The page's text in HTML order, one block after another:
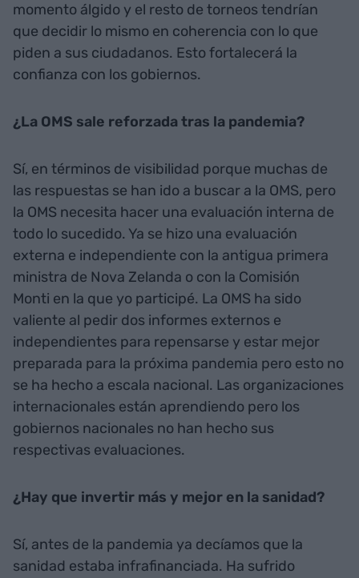
momento álgido y el resto de torneos tendrían
que decidir lo mismo en coherencia con lo que
piden a sus ciudadanos. Esto fortalecerá la
confianza con los gobiernos.
¿La OMS sale reforzada tras la pandemia?
Sí, en términos de visibilidad porque muchas de
las respuestas se han ido a buscar a la OMS, pero
la OMS necesita hacer una evaluación interna de
todo lo sucedido. Ya se hizo una evaluación
externa e independiente con la antigua primera
ministra de Nova Zelanda o con la Comisión
Monti en la que yo participé. La OMS ha sido
valiente al pedir dos informes externos e
independientes para repensarse y estar mejor
preparada para la próxima pandemia pero esto no
se ha hecho a escala nacional. Las organizaciones
internacionales están aprendiendo pero los
gobiernos nacionales no han hecho sus
respectivas evaluaciones.
¿Hay que invertir más y mejor en la sanidad?
Sí, antes de la pandemia ya decíamos que la
sanidad estaba infrafinanciada. Ha sufrido